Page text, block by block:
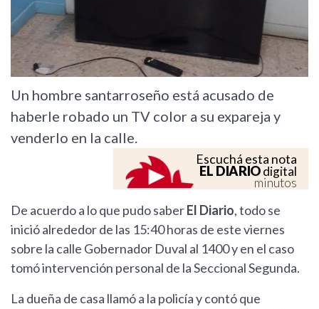
Un hombre santarroseño está acusado de
haberle robado un TV color a su expareja y
venderlo en la calle.
Escuchá esta nota
EL DIARIOdigital
minutos
De acuerdo a lo que pudo saberEl Diario, todo se
inició alrededor de las 15:40 horas de este viernes
sobre la calle Gobernador Duval al 1400 y en el caso
tomó intervención personal de la Seccional Segunda.
La dueña de casa llamó a la policía y contó que